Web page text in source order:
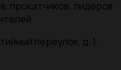
прокатчиков, лидеров
переулок, д. 1,